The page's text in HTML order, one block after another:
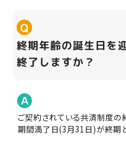
終期年齢の誕生日を
終了しますか？
ご契約されている共済制度
期間満了日(3月31日)が終期と